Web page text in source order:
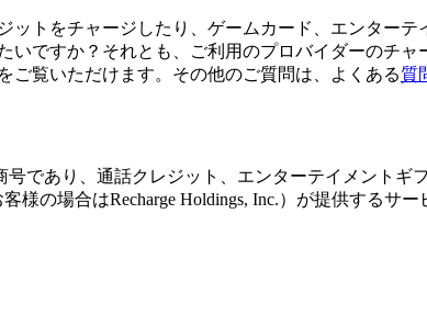
トをチャージしたり、ゲームカード、エンター
ですか？それとも、ご利用のプロバイダーのチャ
ご覧いただけます。その他のご質問は、よくある質
号であり、通話クレジット、エンターテイメント
の場合はRecharge Holdings, Inc.）が提供するサー